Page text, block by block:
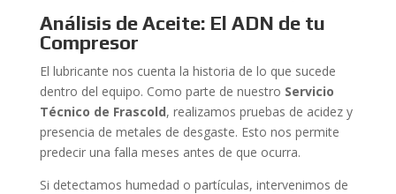
Análisis de Aceite: El ADN de tu
Compresor
El lubricante nos cuenta la historia de lo que sucede
dentro del equipo. Como parte de nuestro Servicio
Técnico de Frascold, realizamos pruebas de acidez y
presencia de metales de desgaste. Esto nos permite
predecir una falla meses antes de que ocurra.
Si detectamos humedad o partículas, intervenimos de